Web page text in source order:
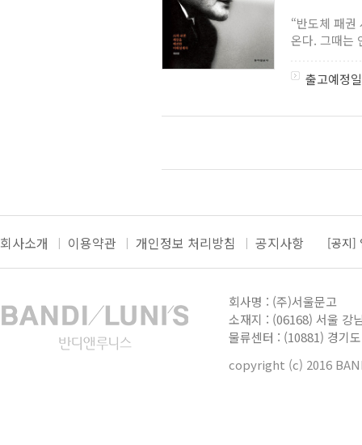
“반도체 패권
온다. 그때는
출고예정
회사소개 이용약관 개인정보 처리방침 공지사항
[공지]
[공지]
[공지]
[공지]
더보
회사명 : (주)서울문고
소재지 : (06168) 서울 강
물류센터 : (10881) 경기
copyright (c) 2016